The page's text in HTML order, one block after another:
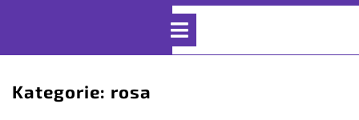
Open
Kategorie: rosa